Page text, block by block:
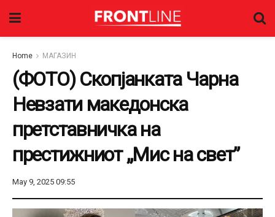
Home МАГАЗИН
(ФОТО) Скопјанката Чарна
Невзати македонска
претставничка на
престижниот „Мис на свет”
May 9, 2025 09:55